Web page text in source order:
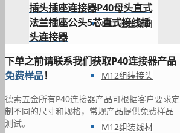
M12注塑线材
M12组装接头
M12组装线材
插头插座连接器P40母头直式
法兰插座公头5芯直式接线插
头连接器
下单之前请联系我们获取P40连接器产品
免费样品！
德索五金所有P40连接器产品可根据客户要求定
制不同的尺寸和规格，常规产品提供免费样品
测试。